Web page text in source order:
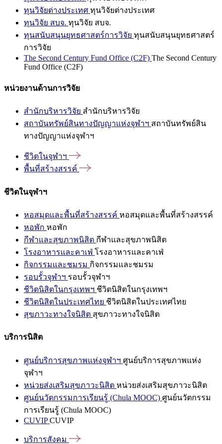
ทุนวิจัยต่างประเทศ ทุนวิจัยต่างประเทศ
ทุนวิจัย สบจ. ทุนวิจัย สบจ.
ทุนสนับสนุนยุทธศาสตร์การวิจัย ทุนสนับสนุนยุทธศาสตร์
การวิจัย
The Second Century Fund Office (C2F) The Second Century
Fund Office (C2F)
หน่วยงานด้านการวิจัย
สำนักบริหารวิจัย สำนักบริหารวิจัย
สถาบันทรัพย์สินทางปัญญาแห่งจุฬาฯ สถาบันทรัพย์สิน
ทางปัญญาแห่งจุฬาฯ
ชีวิตในจุฬาฯ
พื้นที่สร้างสรรค์
ชีวิตในจุฬาฯ
หอสมุดและพื้นที่สร้างสรรค์ หอสมุดและพื้นที่สร้างสรรค์
หอพัก หอพัก
กีฬาและสุขภาพนิสิต กีฬาและสุขภาพนิสิต
โรงอาหารและคาเฟ่ โรงอาหารและคาเฟ่
กิจกรรมและชมรม กิจกรรมและชมรม
รอบรั้วจุฬาฯ รอบรั้วจุฬาฯ
ชีวิตนิสิตในกรุงเทพฯ ชีวิตนิสิตในกรุงเทพฯ
ชีวิตนิสิตในประเทศไทย ชีวิตนิสิตในประเทศไทย
สุขภาวะทางใจนิสิต สุขภาวะทางใจนิสิต
บริการนิสิต
ศูนย์บริการสุขภาพแห่งจุฬาฯ ศูนย์บริการสุขภาพแห่ง
จุฬาฯ
หน่วยส่งเสริมสุขภาวะนิสิต หน่วยส่งเสริมสุขภาวะนิสิต
ศูนย์นวัตกรรมการเรียนรู้ (Chula MOOC) ศูนย์นวัตกรรม
การเรียนรู้ (Chula MOOC)
CUVIPCUVIP
บริการสังคม